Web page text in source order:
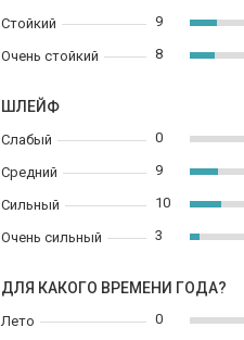
Стойкий
Очень стойкий
9
8
ШЛЕЙФ
Слабый
Средний
Сильный
Очень сильный
0
9
10
3
ДЛЯ КАКОГО ВРЕМЕНИ ГОДА?
Лето
0